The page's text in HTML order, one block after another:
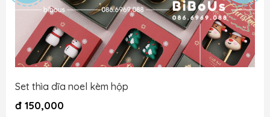
Set thìa dĩa noel kèm hộp
đ 150,000